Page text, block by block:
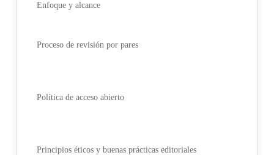
Enfoque y alcance
Proceso de revisión por pares
Política de acceso abierto
Principios éticos y buenas prácticas editoriales